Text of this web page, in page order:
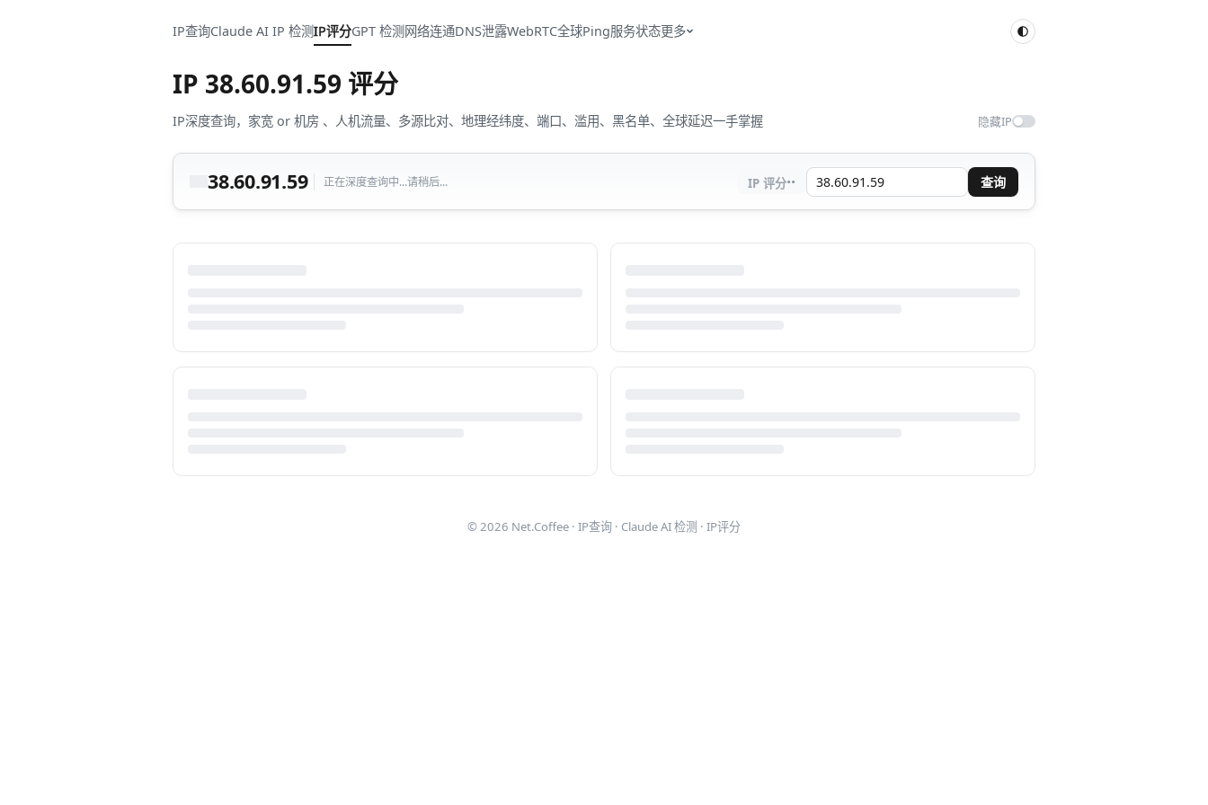
IP查询Claude AI IP 检测IP评分GPT 检测网络连通DNS泄露WebRTC全球Ping服务状态更多
IP 38.60.91.59 评分
IP深度查询，家宽 or 机房 、人机流量、多源比对、地理经纬度、端口、滥用、黑名单、全球延迟一手掌握 隐藏IP
38.60.91.59 正在深度查询中...请稍后... IP 评分·· 查询
© 2026 Net.Coffee · IP查询 · Claude AI 检测 · IP评分